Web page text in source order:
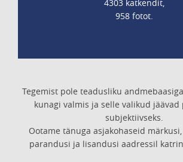
4303 katkendit,
958 fotot.
Tegemist pole teadusliku
kunagi valmis ja selle valikud
subjektiivseks.
Ootame tänuga asjakohaseid
parandusi ja lisandusi aadressil